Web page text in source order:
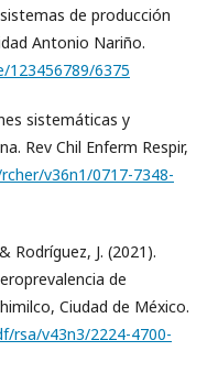
de producción
Antonio Nariño.
123456789/6375
sistemáticas y
Rev Chil Enferm Respir,
v36n1/0717-7348-
Rodríguez, J. (2021).
de
Ciudad de México.
rsa/v43n3/2224-4700-